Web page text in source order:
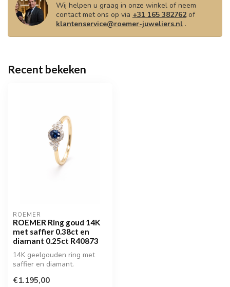
Wij helpen u graag in onze winkel of neem
contact met ons op via +31 165 382762of
klantenservice@roemer-juweliers.nl .
Recent bekeken
ROEMER
ROEMER Ring goud 14K
met saffier 0.38ct en
diamant 0.25ct R40873
14K geelgouden ring met
saffier en diamant.
€1.195,00